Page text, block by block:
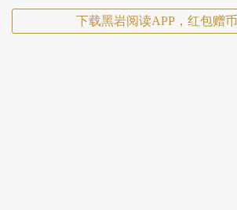
下载黑岩阅读APP，红包赠